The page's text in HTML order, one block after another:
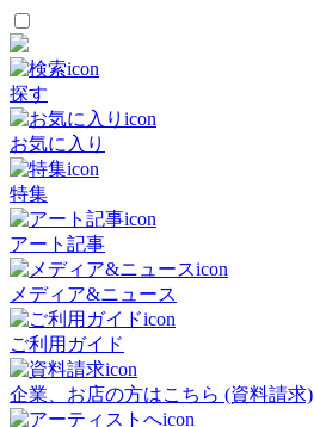
探す
お気に入り
特集
アート記事
メディア&ニュース
ご利用ガイド
企業、お店の方はこちら (資料請求)